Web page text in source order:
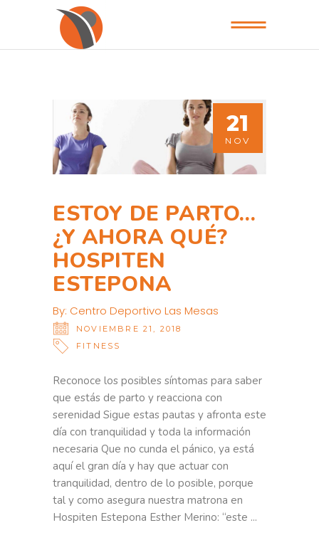
21
NOV
ESTOY DE PARTO…
¿Y AHORA QUÉ?
HOSPITEN
ESTEPONA
By: Centro Deportivo Las Mesas
NOVIEMBRE 21, 2018
FITNESS
Reconoce los posibles síntomas para saber
que estás de parto y reacciona con
serenidad Sigue estas pautas y afronta este
día con tranquilidad y toda la información
necesaria Que no cunda el pánico, ya está
aquí el gran día y hay que actuar con
tranquilidad, dentro de lo posible, porque
tal y como asegura nuestra matrona en
Hospiten Estepona Esther Merino: “este